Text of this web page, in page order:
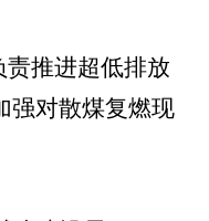
责推进超低排放
强对散煤复燃现